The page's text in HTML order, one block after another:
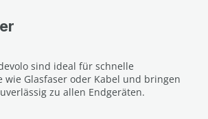
sind ideal für schnelle
wie Glasfaser oder Kabel und bringen
zu allen Endgeräten.